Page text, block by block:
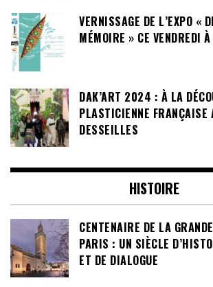
VERNISSAGE DE L’EXPO «
MÉMOIRE » CE VENDREDI À
DAK’ART 2024 : À LA
PLASTICIENNE FRANÇAISE
DESSEILLES
HISTOIRE
CENTENAIRE DE LA
PARIS : UN SIÈCLE
ET DE DIALOGUE